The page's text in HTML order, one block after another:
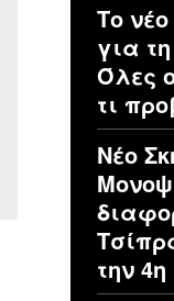
Το
για
Όλες
τι
Νέο
την